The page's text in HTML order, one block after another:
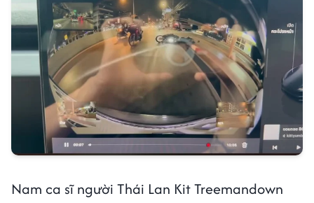
Nam ca sĩ người Thái Lan Kit Treemandown